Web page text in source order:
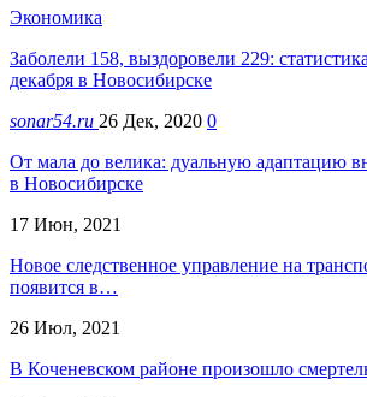
Экономика
Заболели 158, выздоровели 229:
декабря в Новосибирске
sonar54.ru 26 Дек, 2020 0
От мала до велика: дуальную адаптацию
в Новосибирске
17 Июн, 2021
Новое следственное управление на
появится в…
26 Июл, 2021
В Коченевском районе произошло